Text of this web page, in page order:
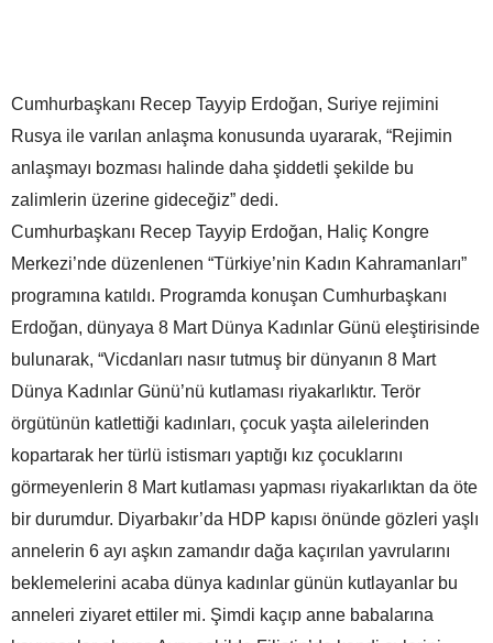
Cumhurbaşkanı Recep Tayyip Erdoğan, Suriye rejimini
Rusya ile varılan anlaşma konusunda uyararak, “Rejimin
anlaşmayı bozması halinde daha şiddetli şekilde bu
zalimlerin üzerine gideceğiz” dedi.
Cumhurbaşkanı Recep Tayyip Erdoğan, Haliç Kongre
Merkezi’nde düzenlenen “Türkiye’nin Kadın Kahramanları”
programına katıldı. Programda konuşan Cumhurbaşkanı
Erdoğan, dünyaya 8 Mart Dünya Kadınlar Günü eleştirisinde
bulunarak, “Vicdanları nasır tutmuş bir dünyanın 8 Mart
Dünya Kadınlar Günü’nü kutlaması riyakarlıktır. Terör
örgütünün katlettiği kadınları, çocuk yaşta ailelerinden
kopartarak her türlü istismarı yaptığı kız çocuklarını
görmeyenlerin 8 Mart kutlaması yapması riyakarlıktan da öte
bir durumdur. Diyarbakır’da HDP kapısı önünde gözleri yaşlı
annelerin 6 ayı aşkın zamandır dağa kaçırılan yavrularını
beklemelerini acaba dünya kadınlar günün kutlayanlar bu
anneleri ziyaret ettiler mi. Şimdi kaçıp anne babalarına